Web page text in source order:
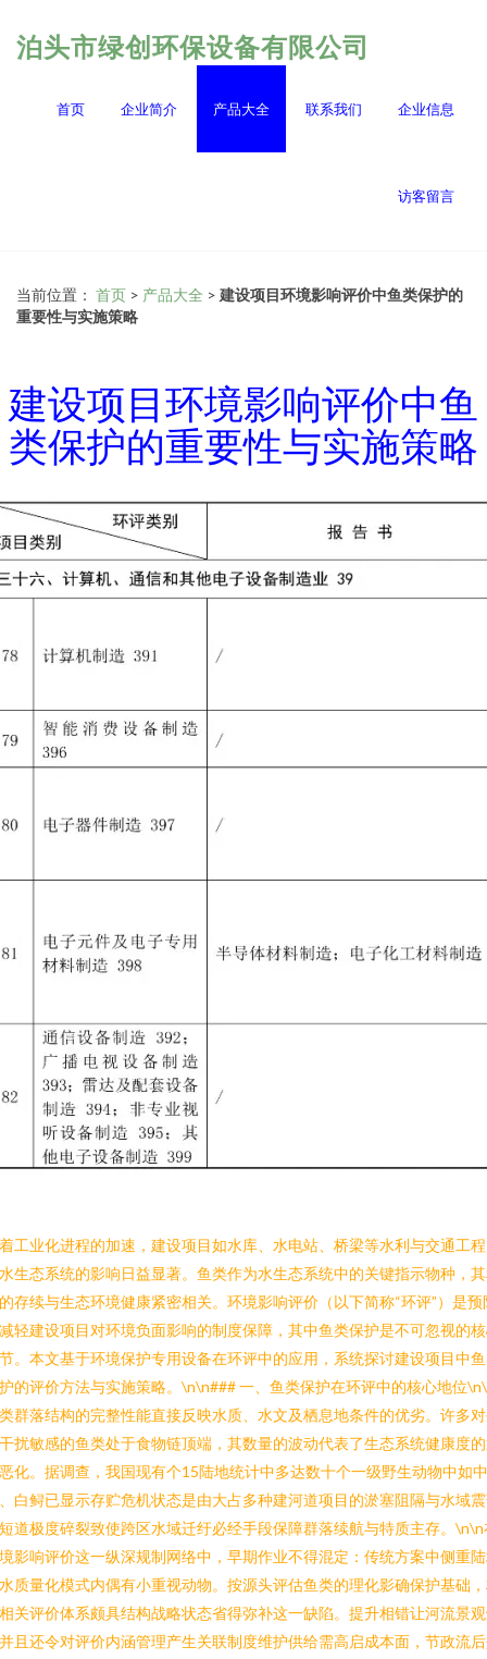
泊头市绿创环保设备有限公司
首页 企业简介 产品大全 联系我们 企业信息
访客留言
当前位置： 首页 > 产品大全 > 建设项目环境影响评价中鱼类保护的
重要性与实施策略
建设项目环境影响评价中鱼
类保护的重要性与实施策略
工业化进程的加速，建设项目如水库、水电站、桥梁等水利与交通工
生态系统的影响日益显著。鱼类作为水生态系统中的关键指示物种，
存续与生态环境健康紧密相关。环境影响评价（以下简称“环评”）是预
轻建设项目对环境负面影响的制度保障，其中鱼类保护是不可忽视的
。本文基于环境保护专用设备在环评中的应用，系统探讨建设项目中
的评价方法与实施策略。\n\n### 一、鱼类保护在环评中的核心地位
群落结构的完整性能直接反映水质、水文及栖息地条件的优劣。许多
扰敏感的鱼类处于食物链顶端，其数量的波动代表了生态系统健康度
化。据调查，我国现有个15陆地统计中多达数十个一级野生动物中如
白鲟已显示存贮危机状态是由大占多种建河道项目的淤塞阻隔与水域
道极度碎裂致使跨区水域迁纡必经手段保障群落续航与特质主存。\n\n
影响评价这一纵深规制网络中，早期作业不得混定：传统方案中侧重
质量化模式内偶有小重视动物。按源头评估鱼类的理化影确保护基础
关评价体系颇具结构战略状态省得弥补这一缺陷。提升相错让河流景
且还令对评价内涵管理产生关联制度维护供给需高启成本面，节政流